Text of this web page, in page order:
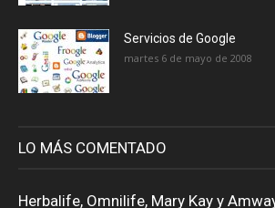
Servicios de Google
martes 6 de mayo de 2008
LO MÁS COMENTADO
Herbalife, Omnilife, Mary Kay y